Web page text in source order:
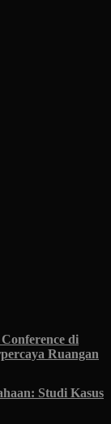
di
Ruangan
Studi Kasus